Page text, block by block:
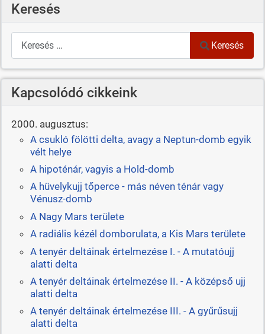
Keresés
Keresés
Keresés
Kapcsolódó cikkeink
2000. augusztus:
A csukló fölötti delta, avagy a Neptun-domb egyik
vélt helye
A hipoténár, vagyis a Hold-domb
A hüvelykujj tőperce - más néven ténár vagy
Vénusz-domb
A Nagy Mars területe
A radiális kézél domborulata, a Kis Mars területe
A tenyér deltáinak értelmezése I. - A mutatóujj
alatti delta
A tenyér deltáinak értelmezése II. - A középső ujj
alatti delta
A tenyér deltáinak értelmezése III. - A gyűrűsujj
alatti delta